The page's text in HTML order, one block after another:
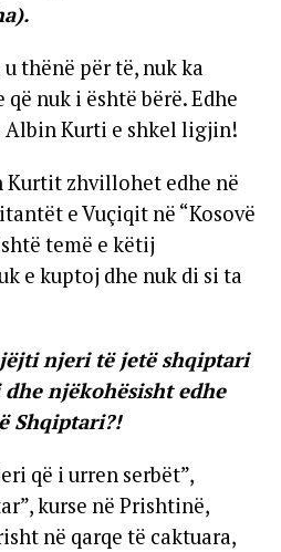
thënë për të, nuk ka
nuk i është bërë. Edhe
Albin Kurti e shkel ligjin!
Kurtit zhvillohet edhe në
e Vuçiqit në “Kosovë
temë e këtij
e kuptoj dhe nuk di si ta
njeri të jetë shqiptari
njëkohësisht edhe
Shqiptari?!
që i urren serbët”,
kurse në Prishtinë,
në qarqe të caktuara,